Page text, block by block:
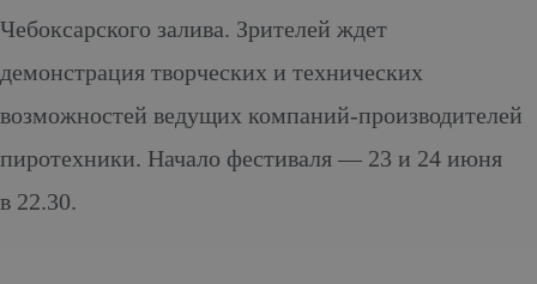
Чебоксарского залива. Зрителей ждет
демонстрация творческих и технических
возможностей ведущих компаний-производителей
пиротехники. Начало фестиваля — 23 и 24 июня
в 22.30.